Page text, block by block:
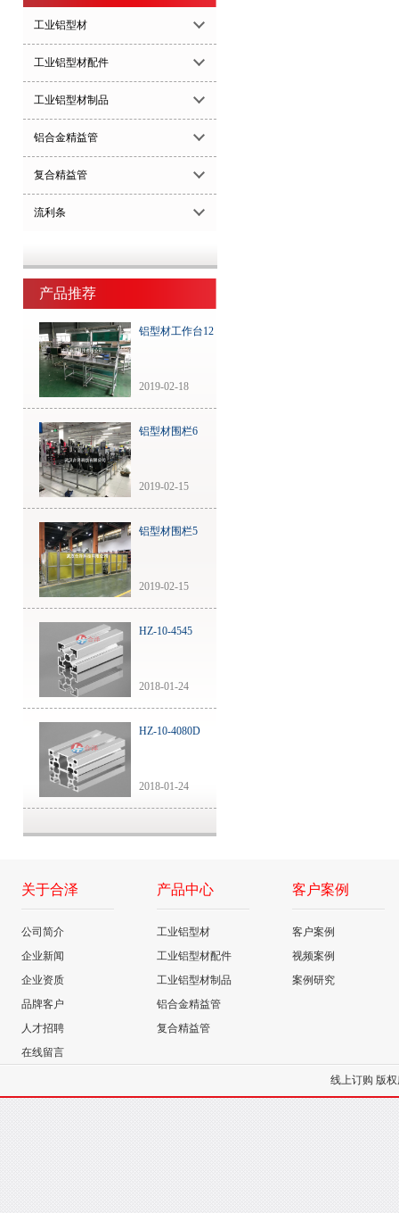
工业铝型材
工业铝型材配件
工业铝型材制品
铝合金精益管
复合精益管
流利条
产品推荐
铝型材工作台12
2019-02-18
铝型材围栏6
2019-02-15
铝型材围栏5
2019-02-15
HZ-10-4545
2018-01-24
HZ-10-4080D
2018-01-24
关于合泽
公司简介
企业新闻
企业资质
品牌客户
人才招聘
在线留言
产品中心
工业铝型材
工业铝型材配件
工业铝型材制品
铝合金精益管
复合精益管
客户案例
客户案例
视频案例
案例研究
线上订购 版